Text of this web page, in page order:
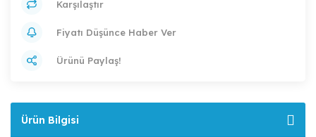
Karşılaştır
Fiyatı Düşünce Haber Ver
Ürünü Paylaş!
Ürün Bilgisi